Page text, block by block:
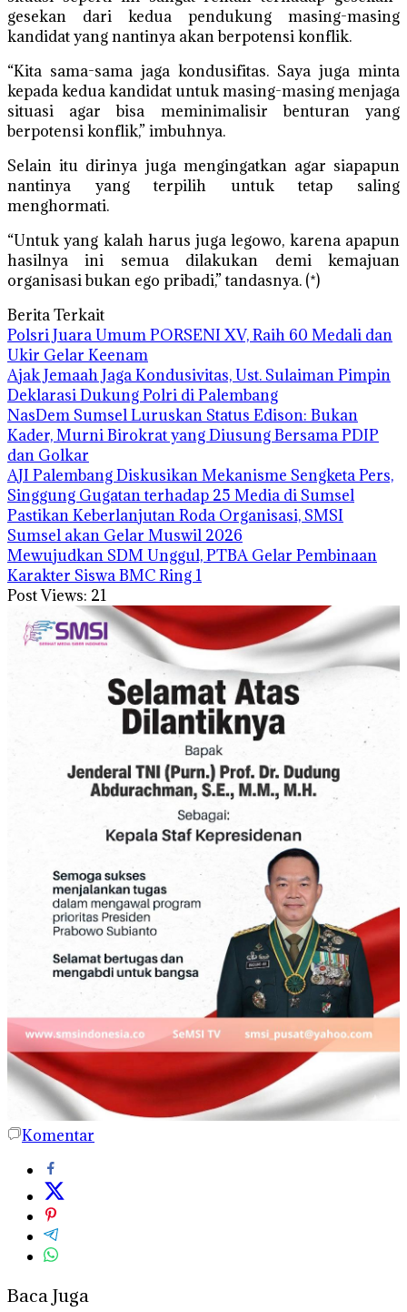
gesekan dari kedua pendukung masing-masing
kandidat yang nantinya akan berpotensi konflik.
“Kita sama-sama jaga kondusifitas. Saya juga minta
kepada kedua kandidat untuk masing-masing menjaga
situasi agar bisa meminimalisir benturan yang
berpotensi konflik,” imbuhnya.
Selain itu dirinya juga mengingatkan agar siapapun
nantinya yang terpilih untuk tetap saling
menghormati.
“Untuk yang kalah harus juga legowo, karena apapun
hasilnya ini semua dilakukan demi kemajuan
organisasi bukan ego pribadi,” tandasnya. (*)
Berita Terkait
Polsri Juara Umum PORSENI XV, Raih 60 Medali dan
Ukir Gelar Keenam
Ajak Jemaah Jaga Kondusivitas, Ust. Sulaiman Pimpin
Deklarasi Dukung Polri di Palembang
NasDem Sumsel Luruskan Status Edison: Bukan
Kader, Murni Birokrat yang Diusung Bersama PDIP
dan Golkar
AJI Palembang Diskusikan Mekanisme Sengketa Pers,
Singgung Gugatan terhadap 25 Media di Sumsel
Pastikan Keberlanjutan Roda Organisasi, SMSI
Sumsel akan Gelar Muswil 2026
Mewujudkan SDM Unggul, PTBA Gelar Pembinaan
Karakter Siswa BMC Ring 1
Post Views: 21
Komentar
Baca Juga